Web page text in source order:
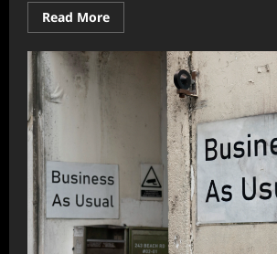
Read MoreRead
more
Nachhaltige
Unternehmensorganisation
effizienter
Prozessplanung